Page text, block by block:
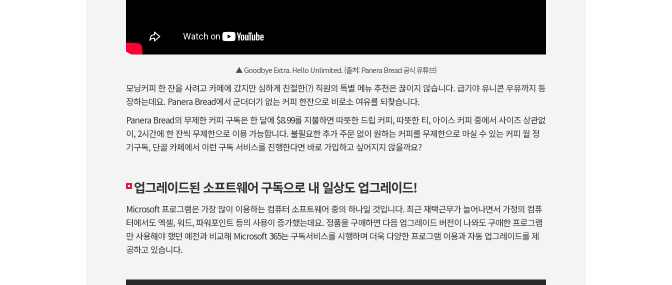
▲ Goodbye Extra. Hello Unlimited. (출처: Panera Bread 공식 유튜브)
모닝커피 한 잔을 사려고 카페에 갔지만 심하게 친절한(?) 직원의 특별 메뉴 추천은 끊이지 않습니다. 급기야 유니콘 우유까지 등
장하는데요. Panera Bread에서 군더더기 없는 커피 한잔으로 비로소 여유를 되찾습니다.
Panera Bread의 무제한 커피 구독은 한 달에 $8.99를 지불하면 따뜻한 드립 커피, 따뜻한 티, 아이스 커피 중에서 사이즈 상관없
이, 2시간에 한 잔씩 무제한으로 이용 가능합니다. 불필요한 추가 주문 없이 원하는 커피를 무제한으로 마실 수 있는 커피 월 정
기구독, 단골 카페에서 이런 구독 서비스를 진행한다면 바로 가입하고 싶어지지 않을까요?
업그레이드된 소프트웨어 구독으로 내 일상도 업그레이드!
Microsoft 프로그램은 가장 많이 이용하는 컴퓨터 소프트웨어 중의 하나일 것입니다. 최근 재택근무가 늘어나면서 가정의 컴퓨
터에서도 엑셀, 워드, 파워포인트 등의 사용이 증가했는데요. 정품을 구매하면 다음 업그레이드 버전이 나와도 구매한 프로그램
만 사용해야 했던 예전과 비교해 Microsoft 365는 구독서비스를 시행하며 더욱 다양한 프로그램 이용과 자동 업그레이드를 제
공하고 있습니다.